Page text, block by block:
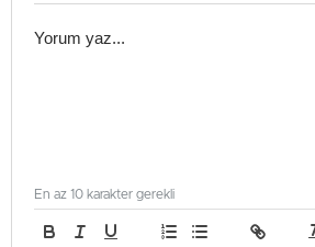
En az 10 karakter gerekli